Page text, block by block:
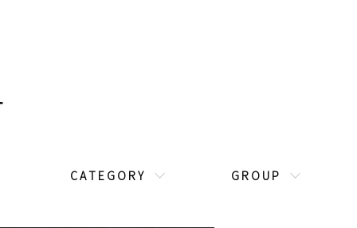
C A T E G O R Y G R O U P